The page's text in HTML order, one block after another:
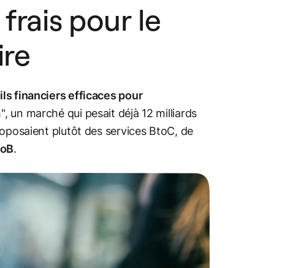
frais pour le
financiers efficaces pour
un marché qui pesait déjà 12 milliards
plutôt des services BtoC, de
.